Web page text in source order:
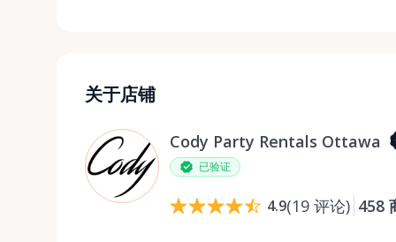
关于店铺
Cody Party Rentals Ottawa
已验证
4.9(19 评论) 458